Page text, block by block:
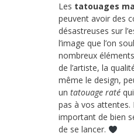
Les tatouages
peuvent avoir des
désastreuses sur
l’image que l’on
nombreux
de l’artiste, la
même le design,
un tatouage raté
pas à vos attentes.
important de bien
de se lancer.